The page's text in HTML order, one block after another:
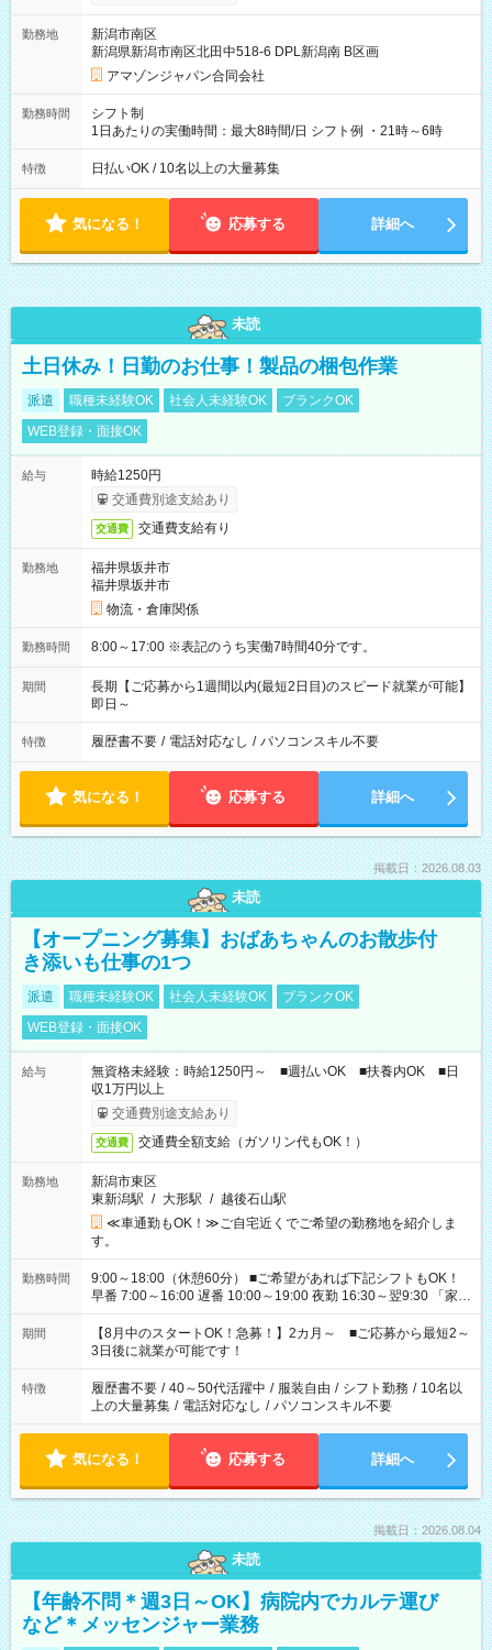
☆Amazon直雇用で安定して働けます！ 【試用期間】試用期間
あり 試用期間の長さ：1週間 雇用形態、給与は本採用時と同じ
です。
勤務地
新潟市南区
新潟県新潟市南区北田中518-6 DPL新潟南 B区画
アマゾンジャパン合同会社
勤務時間
シフト制
1日あたりの実働時間：最大8時間/日 シフト例 ・21時～6時
特徴 日払いOK / 10名以上の大量募集
気になる！ 応募する 詳細へ
未読
土日休み！日勤のお仕事！製品の梱包作業
派遣 職種未経験OK 社会人未経験OK
ブランクOK
WEB登録・面接OK
給与
時給1250円
交通費別途支給あり
交通費 交通費支給有り
勤務地
福井県坂井市
福井県坂井市
物流・倉庫関係
勤務時間 8:00～17:00 ※表記のうち実働7時間40分です。
期間
長期【ご応募から1週間以内(最短2日目)のスピード就業が可能】
即日～
特徴 履歴書不要 / 電話対応なし / パソコンスキル不要
気になる！ 応募する 詳細へ
掲載日：2026.08.03
未読
【オープニング募集】おばあちゃんのお散歩付
き添いも仕事の1つ
派遣 職種未経験OK 社会人未経験OK
ブランクOK
WEB登録・面接OK
給与
無資格未経験：時給1250円～ ■週払いOK ■扶養内OK ■日
収1万円以上
交通費別途支給あり
交通費 交通費全額支給（ガソリン代もOK！）
勤務地
新潟市東区
東新潟駅 / 大形駅 / 越後石山駅
≪車通勤もOK！≫ご自宅近くでご希望の勤務地を紹介しま
す。
勤務時間
9:00～18:00（休憩60分） ■ご希望があれば下記シフトもOK！
早番 7:00～16:00 遅番 10:00～19:00 夜勤 16:30～翌9:30 「家族
と休みを合わせたい」 「余裕を持って夕飯の準備がしたい」
「できれば残業はしたくない」 など、ご希望を教えてください
ね。 ※Wワーク希望の方へ 今ご覧のお仕事で希望する勤務時間
と、もう1つのお仕事の勤務時間。 合計で週40時間を超える場
合は応募できません。
期間
【8月中のスタートOK！急募！】2カ月～ ■ご応募から最短2～
3日後に就業が可能です！
特徴 履歴書不要 / 40～50代活躍中 / 服装自由 / シフト勤務 / 10名以
上の大量募集 / 電話対応なし / パソコンスキル不要
気になる！ 応募する 詳細へ
掲載日：2026.08.04
未読
【年齢不問＊週3日～OK】病院内でカルテ運び
など＊メッセンジャー業務